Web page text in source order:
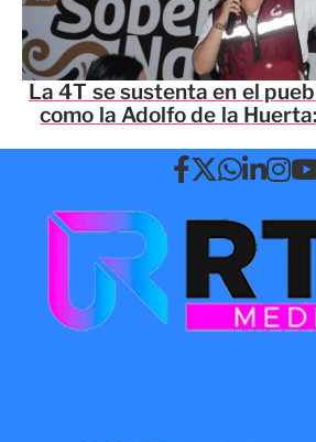
La 4T se sustenta en el
como la Adolfo de la